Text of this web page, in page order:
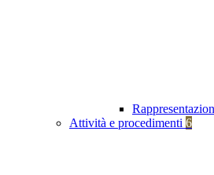
Attività e procedimenti 6